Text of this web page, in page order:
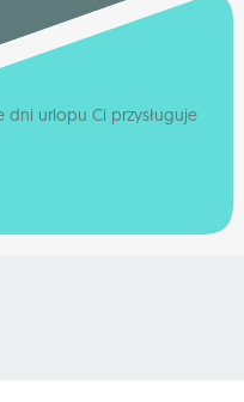
dni urlopu Ci przysługuje